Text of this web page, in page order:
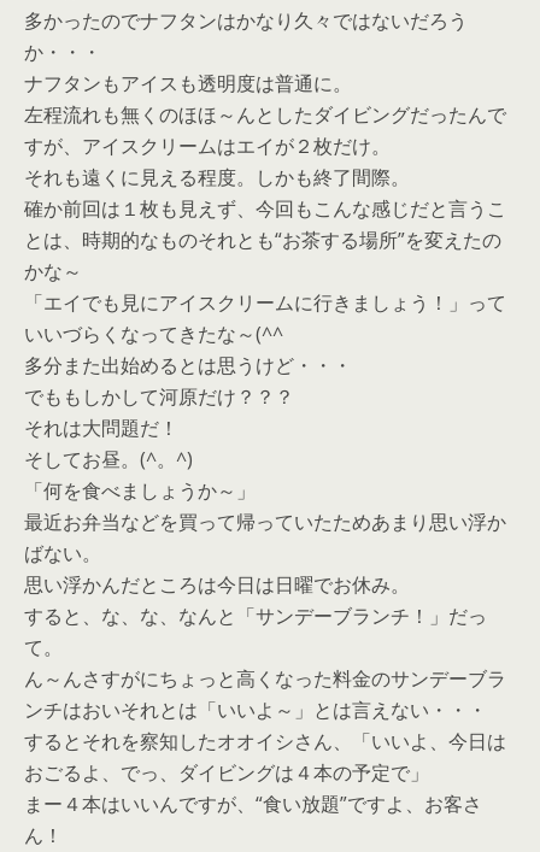
多かったのでナフタンはかなり久々ではないだろう
か・・・
ナフタンもアイスも透明度は普通に。
左程流れも無くのほほ～んとしたダイビングだったんで
すが、アイスクリームはエイが２枚だけ。
それも遠くに見える程度。しかも終了間際。
確か前回は１枚も見えず、今回もこんな感じだと言うこ
とは、時期的なものそれとも“お茶する場所”を変えたの
かな～
「エイでも見にアイスクリームに行きましょう！」って
いいづらくなってきたな～(^^ゞ
多分また出始めるとは思うけど・・・
でももしかして河原だけ？？？
それは大問題だ！
そしてお昼。(^。^)
「何を食べましょうか～」
最近お弁当などを買って帰っていたためあまり思い浮か
ばない。
思い浮かんだところは今日は日曜でお休み。
すると、な、な、なんと「サンデーブランチ！」だっ
て。
ん～んさすがにちょっと高くなった料金のサンデーブラ
ンチはおいそれとは「いいよ～」とは言えない・・・
するとそれを察知したオオイシさん、「いいよ、今日は
おごるよ、でっ、ダイビングは４本の予定で」
まー４本はいいんですが、“食い放題”ですよ、お客さ
ん！